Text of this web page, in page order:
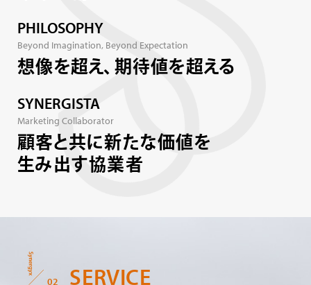
PHILOSOPHY
Beyond Imagination, Beyond Expectation
想像を超え、 期待値を超える
SYNERGISTA
Marketing Collaborator
顧客と共に新たな価値を
生み出す協業者
02 SERVICE